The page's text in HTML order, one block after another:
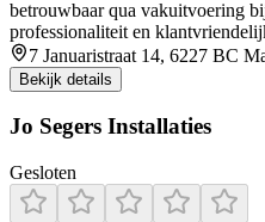
betrouwbaar qua vakuitvoering
professionaliteit en
7 Januaristraat 14, 6227 BC
Bekijk details
Jo Segers Installaties
Gesloten